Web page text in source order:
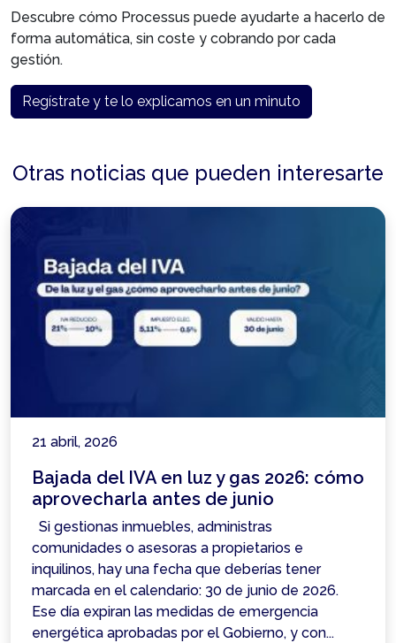
Descubre cómo Processus puede ayudarte a hacerlo de
forma automática, sin coste y cobrando por cada
gestión.
Regístrate y te lo explicamos en un minuto
Otras noticias que pueden interesarte
21 abril, 2026
Bajada del IVA en luz y gas 2026: cómo
aprovecharla antes de junio
Si gestionas inmuebles, administras
comunidades o asesoras a propietarios e
inquilinos, hay una fecha que deberías tener
marcada en el calendario: 30 de junio de 2026.
Ese día expiran las medidas de emergencia
energética aprobadas por el Gobierno, y con...